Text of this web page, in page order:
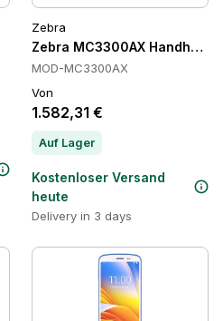
Zebra
Zebra MC3300AX Handheld-
MOD-MC3300AX
Von
1.582,31 €
Auf Lager
Kostenloser Versand
heute
Delivery in 3 days